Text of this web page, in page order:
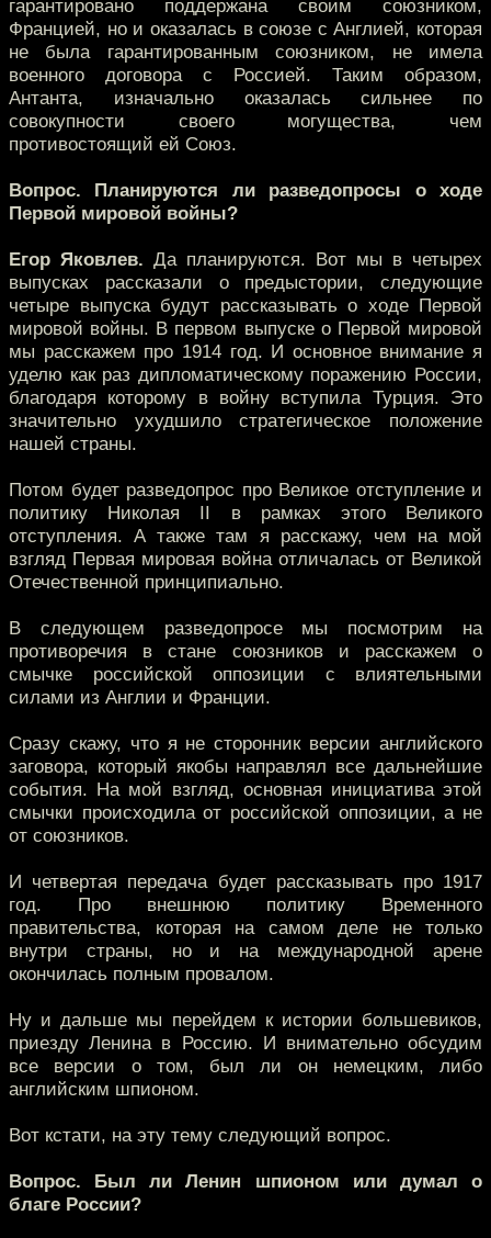
гарантировано поддержана своим союзником,
Францией, но и оказалась в союзе с Англией, которая
не была гарантированным союзником, не имела
военного договора с Россией. Таким образом,
Антанта, изначально оказалась сильнее по
совокупности своего могущества, чем
противостоящий ей Союз.
Вопрос. Планируются ли разведопросы о ходе
Первой мировой войны?
Егор Яковлев. Да планируются. Вот мы в четырех
выпусках рассказали о предыстории, следующие
четыре выпуска будут рассказывать о ходе Первой
мировой войны. В первом выпуске о Первой мировой
мы расскажем про 1914 год. И основное внимание я
уделю как раз дипломатическому поражению России,
благодаря которому в войну вступила Турция. Это
значительно ухудшило стратегическое положение
нашей страны.
Потом будет разведопрос про Великое отступление и
политику Николая II в рамках этого Великого
отступления. А также там я расскажу, чем на мой
взгляд Первая мировая война отличалась от Великой
Отечественной принципиально.
В следующем разведопросе мы посмотрим на
противоречия в стане союзников и расскажем о
смычке российской оппозиции с влиятельными
силами из Англии и Франции.
Сразу скажу, что я не сторонник версии английского
заговора, который якобы направлял все дальнейшие
события. На мой взгляд, основная инициатива этой
смычки происходила от российской оппозиции, а не
от союзников.
И четвертая передача будет рассказывать про 1917
год. Про внешнюю политику Временного
правительства, которая на самом деле не только
внутри страны, но и на международной арене
окончилась полным провалом.
Ну и дальше мы перейдем к истории большевиков,
приезду Ленина в Россию. И внимательно обсудим
все версии о том, был ли он немецким, либо
английским шпионом.
Вот кстати, на эту тему следующий вопрос.
Вопрос. Был ли Ленин шпионом или думал о
благе России?